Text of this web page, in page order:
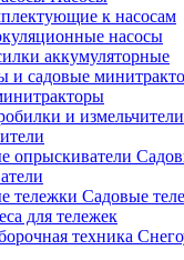
к насосам
насосы
аккумуляторные
Садовые
для тележек